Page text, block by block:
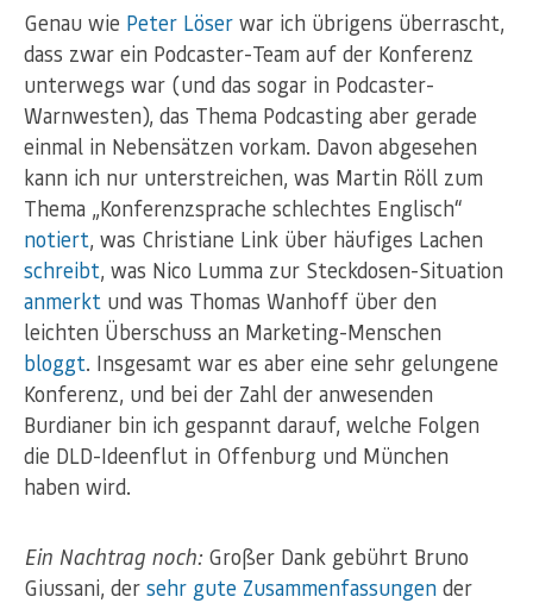
Genau wie Peter Löser war ich übrigens überrascht,
dass zwar ein Podcaster-Team auf der Konferenz
unterwegs war (und das sogar in Podcaster-
Warnwesten), das Thema Podcasting aber gerade
einmal in Nebensätzen vorkam. Davon abgesehen
kann ich nur unterstreichen, was Martin Röll zum
Thema „Konferenzsprache schlechtes Englisch“
notiert, was Christiane Link über häufiges Lachen
schreibt, was Nico Lumma zur Steckdosen-Situation
anmerkt und was Thomas Wanhoff über den
leichten Überschuss an Marketing-Menschen
bloggt. Insgesamt war es aber eine sehr gelungene
Konferenz, und bei der Zahl der anwesenden
Burdianer bin ich gespannt darauf, welche Folgen
die DLD-Ideenflut in Offenburg und München
haben wird.
Ein Nachtrag noch: Großer Dank gebührt Bruno
Giussani, der sehr gute Zusammenfassungen der